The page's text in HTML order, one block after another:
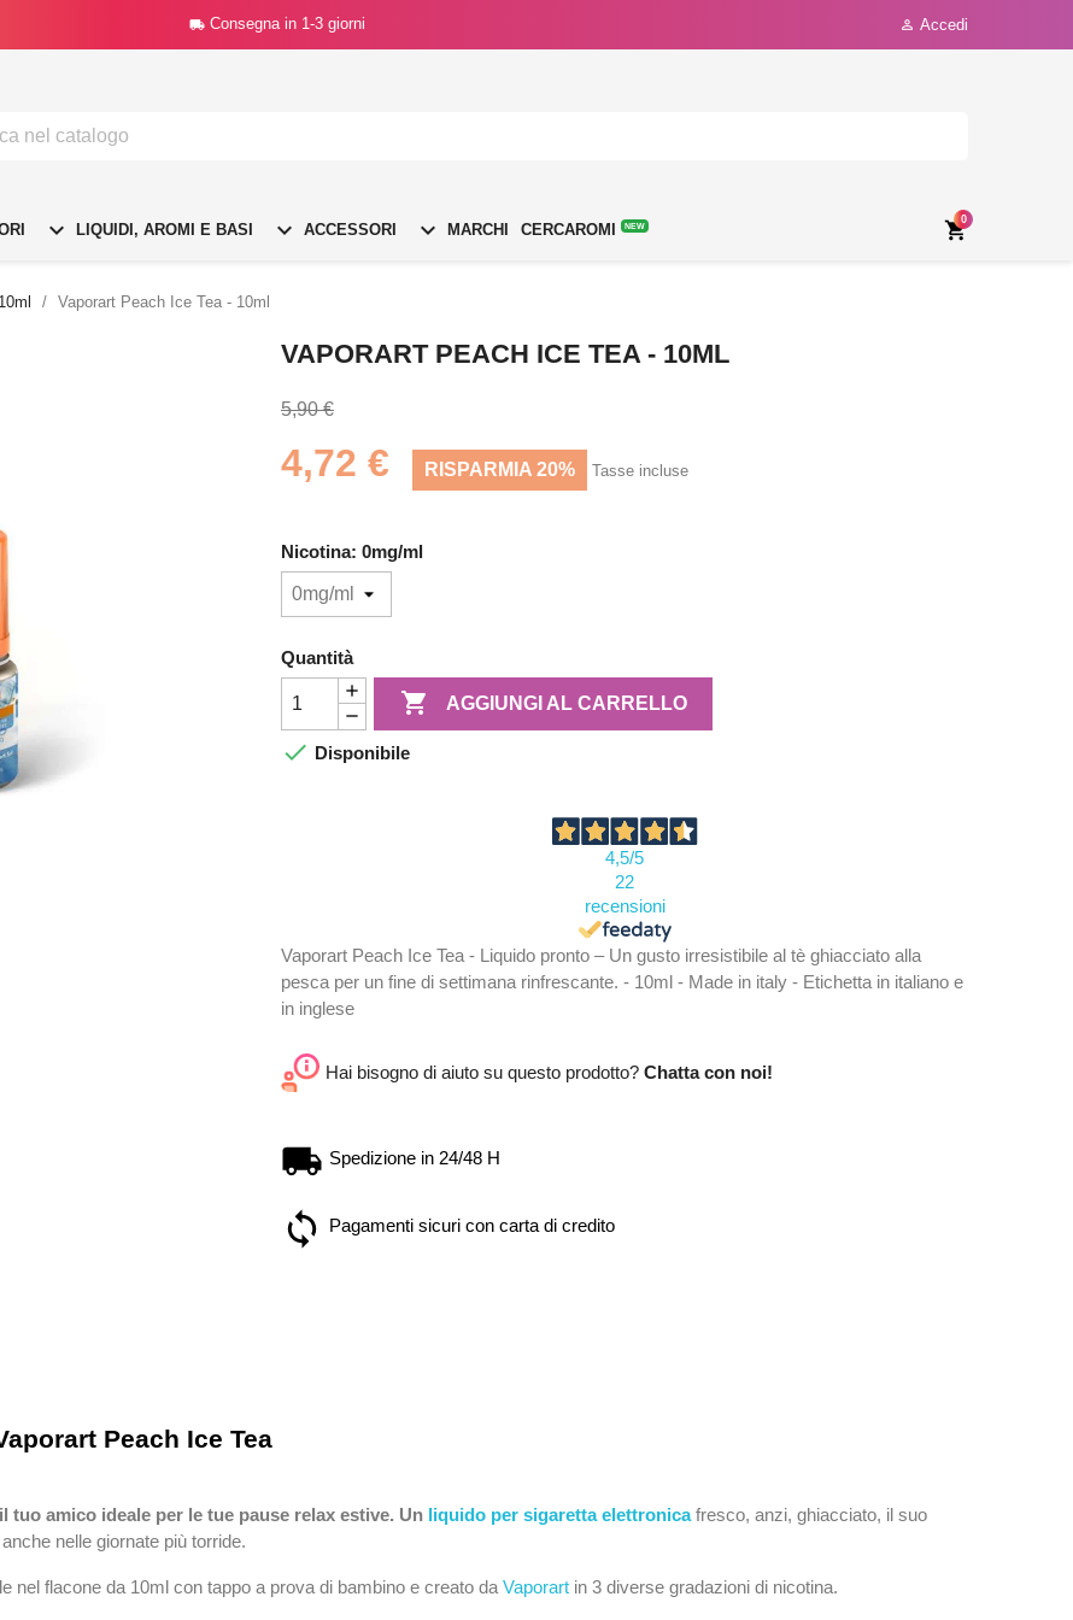
 Consegna in 1-3 giorni  Accedi
 LIQUIDI, AROMI E BASI  ACCESSORI  MARCHI CERCAROMI NEW 
0
Vaporart Peach Ice Tea - 10ml
VAPORART PEACH ICE TEA - 10ML
5,90 €
4,72 € RISPARMIA 20% Tasse incluse
Nicotina: 0mg/ml
Quantità
 AGGIUNGI AL CARRELLO
 Disponibile
4,5/5
22
recensioni
Vaporart Peach Ice Tea - Liquido pronto – Un gusto irresistibile al tè ghiacciato alla
pesca per un fine di settimana rinfrescante. - 10ml - Made in italy - Etichetta in italiano e
in inglese
Hai bisogno di aiuto su questo prodotto? Chatta con noi!
Spedizione in 24/48 H
Pagamenti sicuri con carta di credito
Peach Ice Tea
amico ideale per le tue pause relax estive. Un liquido per sigaretta elettronicafresco, anzi, ghiacciato, il suo
nelle giornate più torride.
nel flacone da 10ml con tappo a prova di bambino e creato da Vaporart in 3 diverse gradazioni di nicotina.